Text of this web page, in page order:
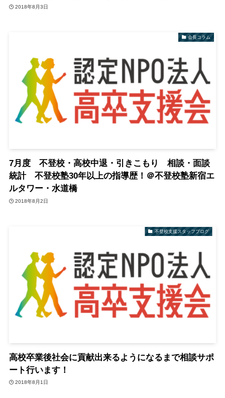
2018年8月3日
会長コラム
7月度 不登校・高校中退・引きこもり 相談・面談
統計 不登校塾30年以上の指導歴！＠不登校塾新宿エ
ルタワー・水道橋
2018年8月2日
不登校支援スタッフブログ
高校卒業後社会に貢献出来るようになるまで相談サポ
ート行います！
2018年8月1日